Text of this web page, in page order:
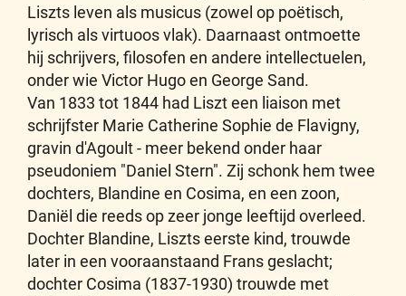
Liszts leven als musicus (zowel op poëtisch,
lyrisch als virtuoos vlak). Daarnaast ontmoette
hij schrijvers, filosofen en andere intellectuelen,
onder wie Victor Hugo en George Sand.
Van 1833 tot 1844 had Liszt een liaison met
schrijfster Marie Catherine Sophie de Flavigny,
gravin d'Agoult - meer bekend onder haar
pseudoniem "Daniel Stern". Zij schonk hem twee
dochters, Blandine en Cosima, en een zoon,
Daniël die reeds op zeer jonge leeftijd overleed.
Dochter Blandine, Liszts eerste kind, trouwde
later in een vooraanstaand Frans geslacht;
dochter Cosima (1837-1930) trouwde met